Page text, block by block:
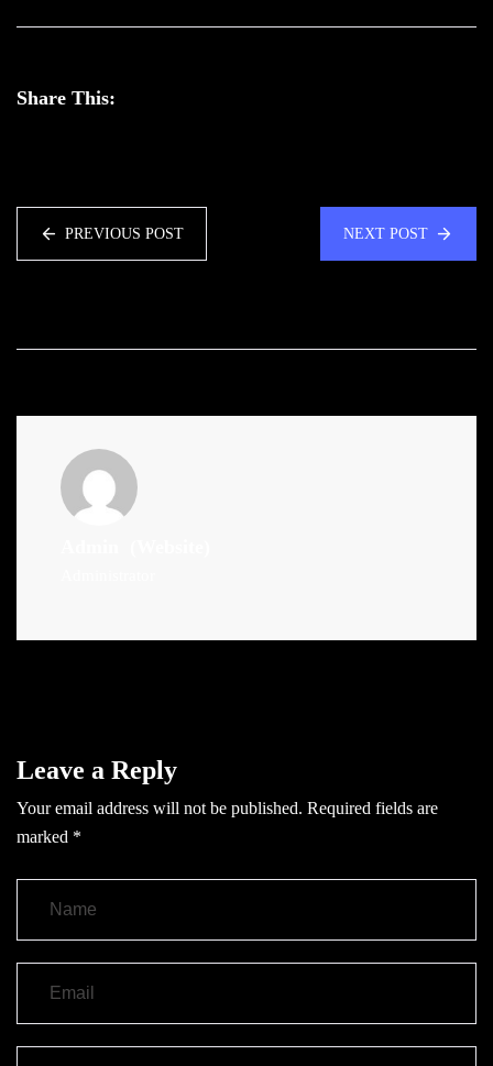
Share This:
PREVIOUS POST NEXT POST
Leave a Reply
Your email address will not be published. Required fields are
marked *